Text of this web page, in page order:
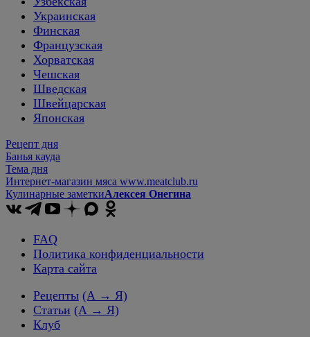
Украинская
Финская
Французская
Хорватская
Чешская
Шведская
Швейцарская
Японская
Рецепт дня
Банья кауда
Тема дня
Интернет-магазин мяса www.meatclub.ru
Кулинарные заметкиАлексея Онегина
FAQ
Политика конфиденциальности
Карта сайта
Рецепты (А → Я)
Статьи (А → Я)
Клуб